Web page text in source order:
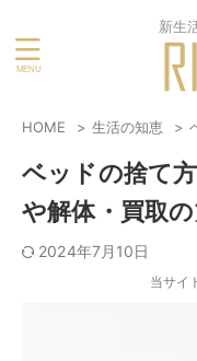
新生
HOME 生活の知恵
ベッドの捨て
や解体・買取
2024年7月10日
当サイ